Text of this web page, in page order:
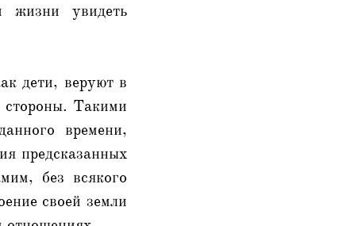
увидеть
дети, веруют в
Такими
времени,
предсказанных
без всякого
своей земли